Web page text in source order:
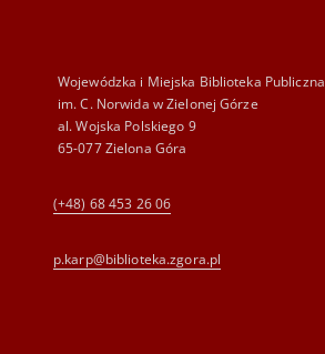
Wojewódzka i Miejska Biblioteka Publiczna
im. C. Norwida w Zielonej Górze
al. Wojska Polskiego 9
65-077 Zielona Góra
(+48) 68 453 26 06
p.karp@biblioteka.zgora.pl